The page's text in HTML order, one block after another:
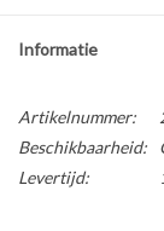
Informatie
Artikelnummer:
Beschikbaarheid:
Levertijd: